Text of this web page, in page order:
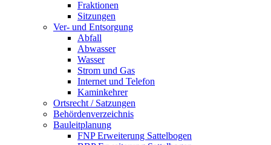
Fraktionen
Sitzungen
Ver- und Entsorgung
Abfall
Abwasser
Wasser
Strom und Gas
Internet und Telefon
Kaminkehrer
Ortsrecht / Satzungen
Behördenverzeichnis
Bauleitplanung
FNP Erweiterung Sattelbogen